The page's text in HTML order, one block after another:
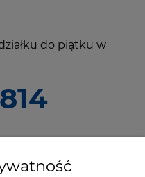
do piątku w